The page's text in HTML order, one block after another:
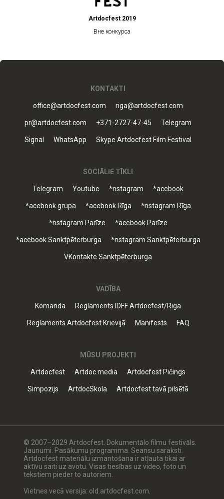
Artdocfest 2019
Вне конкурса
KONTAKTI
office@artdocfest.com riga@artdocfest.com
pr@artdocfest.com +371-2727-47-45 Telegram
Signal WhatsApp Skype Artdocfest Film Festival
SOCIĀLIE TĪKLI
Telegram Youtube *nstagram *acebook
*acebook grupa *acebook Rīga *nstagram Rīga
*nstagram Parīze *acebook Parīze
*acebook Sanktpēterburga *nstagram Sanktpēterburga
VKontakte Sanktpēterburga
VADĪBA
Komanda Reglaments IDFF Artdocfest/Riga
Reglaments Artdocfest Krievijā Manifests FAQ
MŪSU PROJEKTI
Artdocfest Artdoc.media Artdocfest Pičings
Simpozijs ArtdocSkola Artdocfest tavā pilsētā
© 2007–2029 Artdocfest. Dokumentālo filmu festivāls.
Jaunumi. Pasākumu programma. Seansu saraksti.
Artdocfest materiālu izmantošana ir atļauta tikai ar
aktīvu saiti uz avotu. Visas tiesības uz video, foto un
tekstiem pieder to autoriem.
Vietnes vecā versija: old.artdocfest.com.